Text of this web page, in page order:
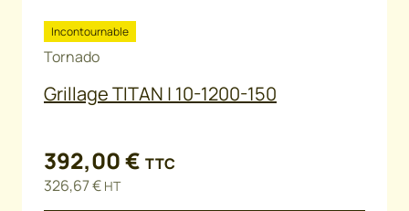
Incontournable
Tornado
Grillage TITAN | 10-1200-150
392,00€ TTC
326,67€ HT